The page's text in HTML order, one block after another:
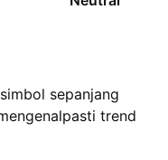
sepanjang
trend